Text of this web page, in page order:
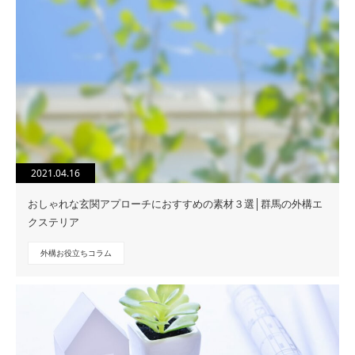
2021.04.16
おしゃれな玄関アプローチにおすすめの素材３選│群馬の外構エ
クステリア
外構お役立ちコラム